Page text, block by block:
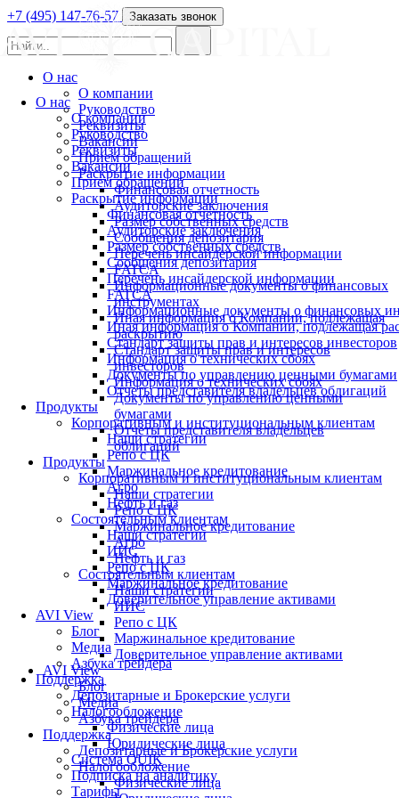
О нас
О компании
Руководство
Реквизиты
Вакансии
Прием обращений
Раскрытие информации
Финансовая отчетность
Аудиторские заключения
Размер собственных средств
Сообщения депозитария
Перечень инсайдерской информации
FATCA
Информационные документы о финансовых
Иная информация о Компании, подлежащая
Стандарт защиты прав и интересов инвесторов
Информация о технических сбоях
Документы по управлению ценными бумагами
Отчеты представителя владельцев облигаций
Продукты
Корпоративным и институциональным клиентам
Наши стратегии
Репо с ЦК
Маржинальное кредитование
Агро
Нефть и газ
Состоятельным клиентам
Наши стратегии
ИИС
Репо с ЦК
Маржинальное кредитование
Доверительное управление активами
AVI View
Блог
Медиа
Азбука трейдера
Поддержка
Депозитарные и Брокерские услуги
Налогообложение
Физические лица
Юридические лица
Система QUIK
Подписка на аналитику
Тарифы
+7 (495) 147-76-57 Заказать звонок
О нас
О компании
Руководство
Реквизиты
Вакансии
Прием обращений
Раскрытие информации
Финансовая отчетность
Аудиторские заключения
Размер собственных средств
Сообщения депозитария
Перечень инсайдерской информации
FATCA
Информационные документы о финансовых
инструментах
Иная информация о Компании, подлежащая
раскрытию
Стандарт защиты прав и интересов
инвесторов
Информация о технических сбоях
Документы по управлению ценными
бумагами
Отчеты представителя владельцев
облигаций
Продукты
Корпоративным и институциональным клиентам
Наши стратегии
Репо с ЦК
Маржинальное кредитование
Агро
Нефть и газ
Состоятельным клиентам
Наши стратегии
ИИС
Репо с ЦК
Маржинальное кредитование
Доверительное управление активами
AVI View
Блог
Медиа
Азбука трейдера
Поддержка
Депозитарные и Брокерские услуги
Налогообложение
Физические лица